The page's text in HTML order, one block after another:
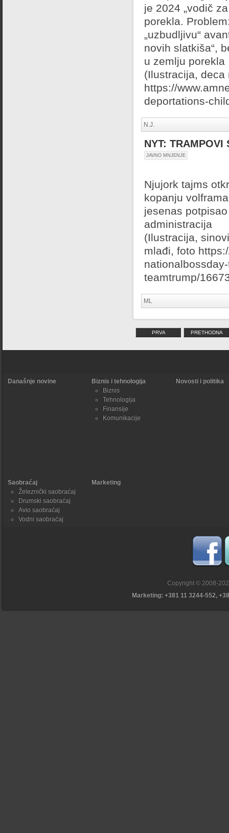
je 2024 „vodič
porekla.
„uzbudljivu“
novih slatkiša“,
u zemlju porekla
(Ilustracija, deca
https://
deportations-
N.J.
NYT: TRAMPOVI
JAVNO MNJENJE
Njujork tajms
kopanju
jesenas
administracija
(Ilustracija,
mlađi, foto
teamtrump/
ML
PRVA PRETHODNA
Današnje novine
Biznis i tehnologija
Biznis
Tehnologija
Finansije
Komunikacije
Novosti i politika
Saobraćaj
Železnički saobraćaj
Drumski saobraćaj
Avio saobraćaj
Vodni saobraćaj
Marketing
Copyright © 2008-
Marketing: +381 11 3244-552,